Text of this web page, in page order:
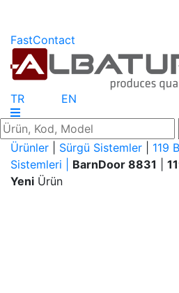
FastContact
TR EN
Ürünler Sürgü Sistemler
119
Sistemleri |
BarnDoor 8831
Yeni Ürün